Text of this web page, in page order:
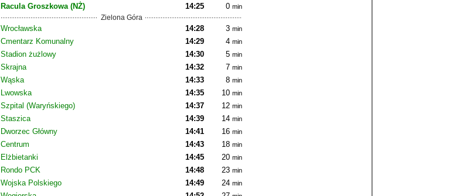
Racula Groszkowa (NŻ) 14:25 0 min
Zielona Góra
Wrocławska 14:28 3 min
Cmentarz Komunalny 14:29 4 min
Stadion żużlowy 14:30 5 min
Skrajna 14:32 7 min
Wąska 14:33 8 min
Lwowska 14:35 10 min
Szpital (Waryńskiego) 14:37 12 min
Staszica 14:39 14 min
Dworzec Główny 14:41 16 min
Centrum 14:43 18 min
Elżbietanki 14:45 20 min
Rondo PCK 14:48 23 min
Wojska Polskiego 14:49 24 min